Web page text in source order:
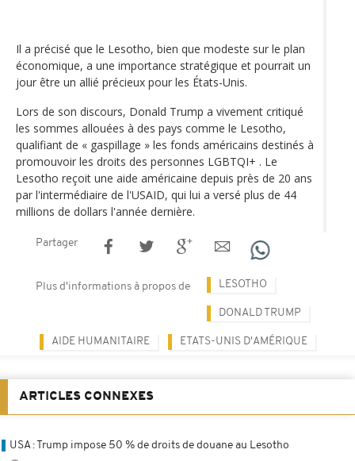
Il a précisé que le Lesotho, bien que modeste sur le plan
économique, a une importance stratégique et pourrait un
jour être un allié précieux pour les États-Unis.
Lors de son discours, Donald Trump a vivement critiqué
les sommes allouées à des pays comme le Lesotho,
qualifiant de « gaspillage » les fonds américains destinés à
promouvoir les droits des personnes LGBTQI+ . Le
Lesotho reçoit une aide américaine depuis près de 20 ans
par l'intermédiaire de l'USAID, qui lui a versé plus de 44
millions de dollars l'année dernière.
Partager
Plus d'informations à propos de LESOTHO
DONALD TRUMP
AIDE HUMANITAIRE ETATS-UNIS D'AMÉRIQUE
ARTICLES CONNEXES
USA : Trump impose 50 % de droits de douane au Lesotho